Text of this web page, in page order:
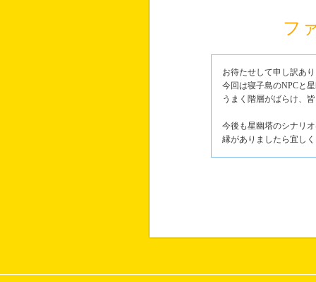
フ
お待たせして申し訳あ
今回は寝子島のNPCと
うまく階層がばらけ、
今後も星幽塔のシナリ
縁がありましたら宜し